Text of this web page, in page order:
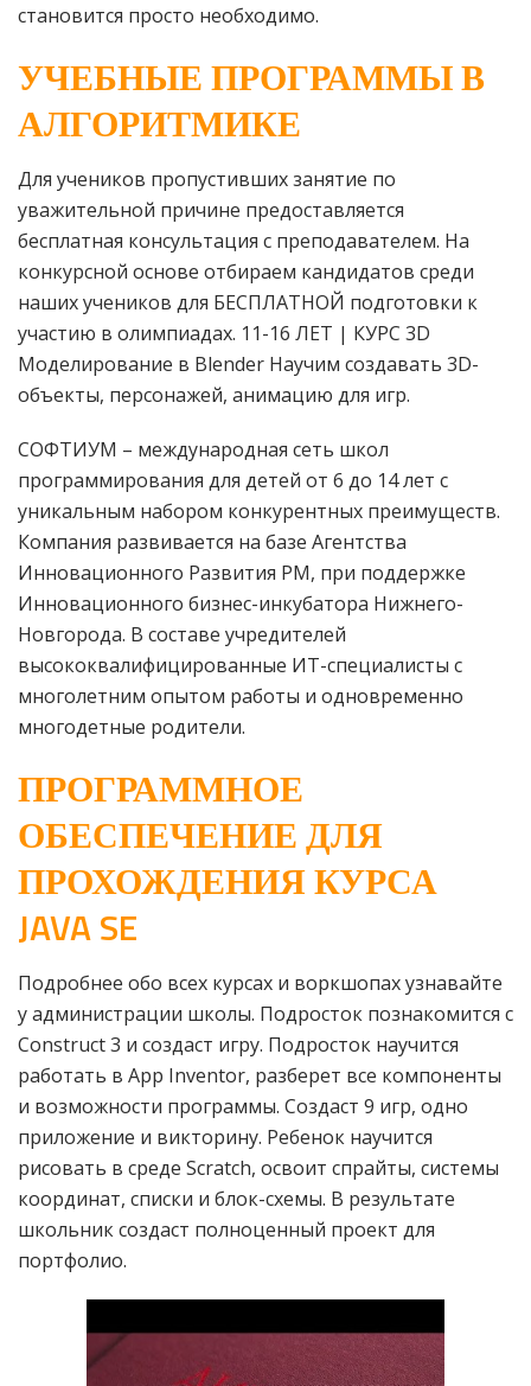
становится просто необходимо.
УЧЕБНЫЕ ПРОГРАММЫ В
АЛГОРИТМИКЕ
Для учеников пропустивших занятие по
уважительной причине предоставляется
бесплатная консультация с преподавателем. На
конкурсной основе отбираем кандидатов среди
наших учеников для БЕСПЛАТНОЙ подготовки к
участию в олимпиадах. 11-16 ЛЕТ | КУРС 3D
Моделирование в Blender Научим создавать 3D-
объекты, персонажей, анимацию для игр.
СОФТИУМ – международная сеть школ
программирования для детей от 6 до 14 лет с
уникальным набором конкурентных преимуществ.
Компания развивается на базе Агентства
Инновационного Развития РМ, при поддержке
Инновационного бизнес-инкубатора Нижнего-
Новгорода. В составе учредителей
высококвалифицированные ИТ-специалисты с
многолетним опытом работы и одновременно
многодетные родители.
ПРОГРАММНОЕ
ОБЕСПЕЧЕНИЕ ДЛЯ
ПРОХОЖДЕНИЯ КУРСА
JAVA SE
Подробнее обо всех курсах и воркшопах узнавайте
у администрации школы. Подросток познакомится с
Construct 3 и создаст игру. Подросток научится
работать в App Inventor, разберет все компоненты
и возможности программы. Создаст 9 игр, одно
приложение и викторину. Ребенок научится
рисовать в среде Scratch, освоит спрайты, системы
координат, списки и блок-схемы. В результате
школьник создаст полноценный проект для
портфолио.